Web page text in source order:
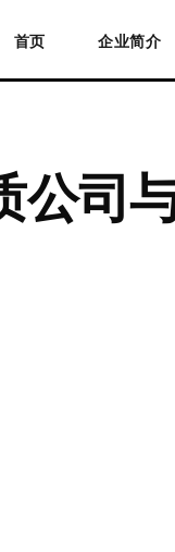
首页 企业简介
司